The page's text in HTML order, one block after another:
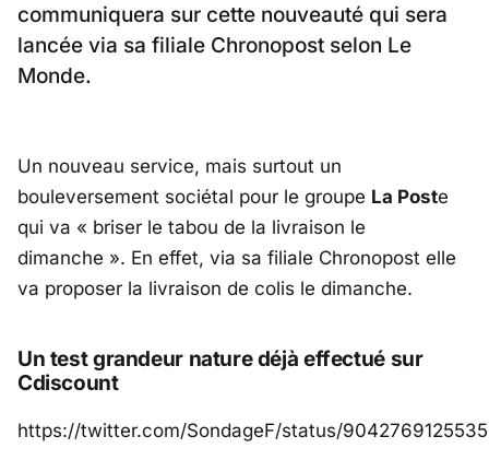
communiquera sur cette nouveauté qui sera
lancée via sa filiale Chronopost selon Le
Monde.
Un nouveau service, mais surtout un
bouleversement sociétal pour le groupe La Poste
qui va « briser le tabou de la livraison le
dimanche ». En effet, via sa filiale Chronopost elle
va proposer la livraison de colis le dimanche.
Un test grandeur nature déjà effectué sur
Cdiscount
https://twitter.com/SondageF/status/